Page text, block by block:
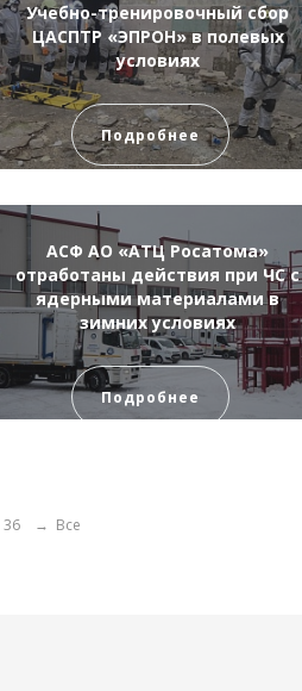
Учебно-тренировочный сбор
ЦАСПТР «ЭПРОН» в полевых
условиях
Подробнее
АСФ АО «АТЦ Росатома»
отработаны действия при ЧС с
ядерными материалами в
зимних условиях
Подробнее
36 → Все